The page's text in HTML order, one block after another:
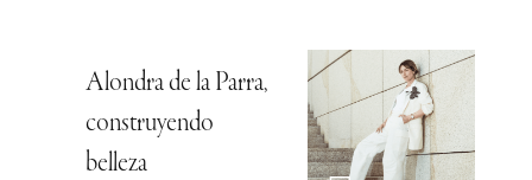
Alondra de la Parra,
construyendo
belleza